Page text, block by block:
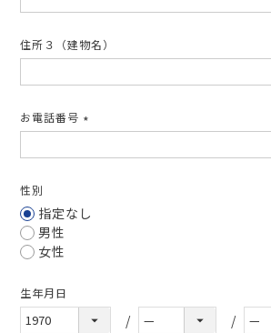
須)
住所３（建物名）
お電話番号
須)
性別
指定なし
男性
女性
生年月日